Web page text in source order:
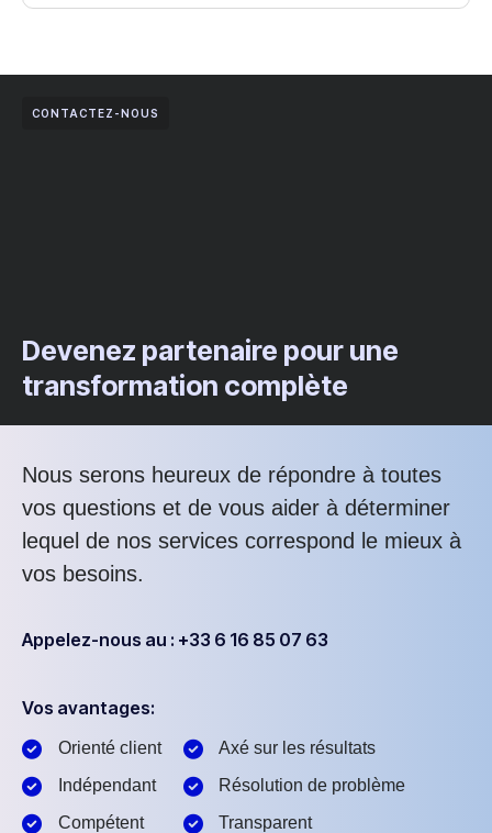
CONTACTEZ-NOUS
Devenez partenaire pour une
transformation complète
Nous serons heureux de répondre à toutes
vos questions et de vous aider à déterminer
lequel de nos services correspond le mieux à
vos besoins.
Appelez-nous au : +33 6 16 85 07 63
Vos avantages:
Orienté client
Indépendant
Compétent
Axé sur les résultats
Résolution de problème
Transparent